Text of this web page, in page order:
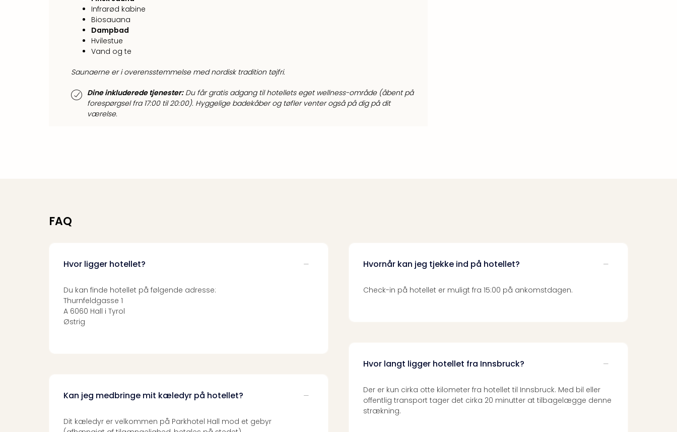
Infrarød kabine
Biosauana
Dampbad
Hvilestue
Vand og te
Saunaerne er i overensstemmelse med nordisk tradition tøjfri.
Dine inkluderede tjenester:Du får gratis adgang til hotellets eget wellness-område (åbent på
forespørgsel fra 17:00 til 20:00). Hyggelige badekåber og tøfler venter også på dig på dit
værelse.
FAQ
Hvor ligger hotellet?
Du kan finde hotellet på følgende adresse:
Thurnfeldgasse 1
A 6060 Hall i Tyrol
Østrig
Kan jeg medbringe mit kæledyr på hotellet?
Dit kæledyr er velkommen på Parkhotel Hall mod et gebyr
Hvornår kan jeg tjekke ind på hotellet?
Check-in på hotellet er muligt fra 15:00 på ankomstdagen.
Hvor langt ligger hotellet fra Innsbruck?
Der er kun cirka otte kilometer fra hotellet til Innsbruck. Med bil eller
offentlig transport tager det cirka 20 minutter at tilbagelægge denne
strækning.